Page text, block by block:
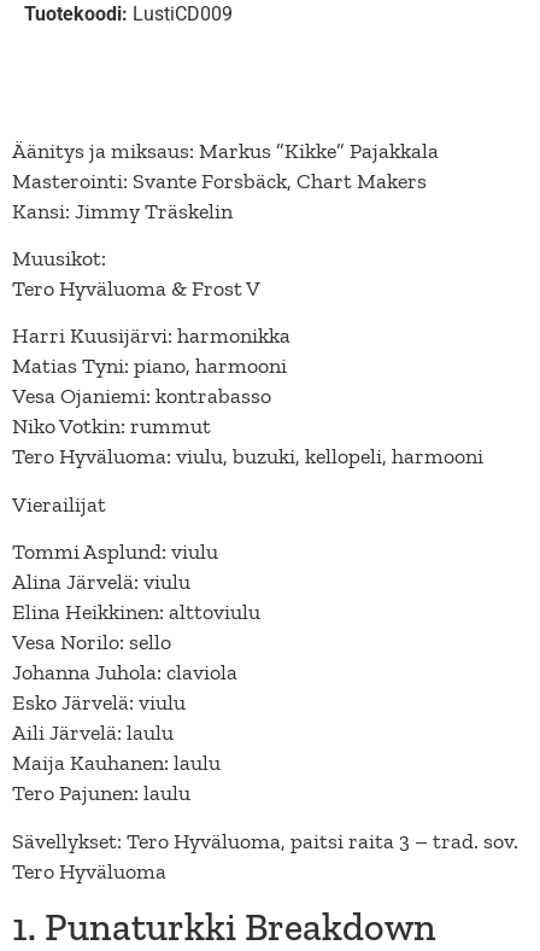
Tuotekoodi: LustiCD009
Äänitys ja miksaus: Markus ”Kikke” Pajakkala
Masterointi: Svante Forsbäck, Chart Makers
Kansi: Jimmy Träskelin
Muusikot:
Tero Hyväluoma & Frost V
Harri Kuusijärvi: harmonikka
Matias Tyni: piano, harmooni
Vesa Ojaniemi: kontrabasso
Niko Votkin: rummut
Tero Hyväluoma: viulu, buzuki, kellopeli, harmooni
Vierailijat
Tommi Asplund: viulu
Alina Järvelä: viulu
Elina Heikkinen: alttoviulu
Vesa Norilo: sello
Johanna Juhola: claviola
Esko Järvelä: viulu
Aili Järvelä: laulu
Maija Kauhanen: laulu
Tero Pajunen: laulu
Sävellykset: Tero Hyväluoma, paitsi raita 3 – trad. sov.
Tero Hyväluoma
1. Punaturkki Breakdown